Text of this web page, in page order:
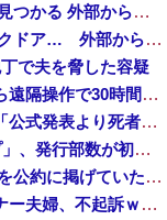
中国Zbtlink製ルーター20機種にバックドア見つかる 外部から完全制御のおそれ
中国企業Zbtlink製のルーター20機種にバックドア… 外部から完全制御のおそれ
で夫を脅した容疑
中国人のリウさん、新エネ車で国境越えたら遠隔操作で30時間ロックされる！
中国「大洪水！」中国ダム「決壊」地元民「公式発表より死者多い！」中国政府「住民拘束！（安否不明」中国当局「救助隊動画も削除」台風13号「三峡ダム接近中」→
かつて650万部を誇った「週刊少年ジャンプ」、発行部数が初の100万部割れ
【速報】 記者「中革連は食料品消費税ゼロを公約に掲げていたが？」→階猛氏「そ、それは財源確保という条件付き」
「コンビニ、馬鹿にすんなよ」→あのオーナー夫婦、不起訴ｗｗｗｗｗｗｗｗｗ